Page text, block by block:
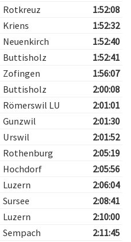
Rotkreuz
1:52:08
Kriens
1:52:32
Neuenkirch
1:52:40
Buttisholz
1:52:41
Zofingen
1:56:07
Buttisholz
2:00:08
Römerswil LU
2:01:01
Gunzwil
2:01:30
Urswil
2:01:52
Rothenburg
2:05:19
Hochdorf
2:05:56
Luzern
2:06:04
Sursee
2:08:41
Luzern
2:10:00
Sempach
2:11:45